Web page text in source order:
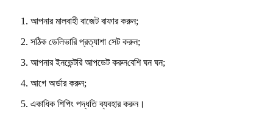
1. আপনার মালবাহী বাজেট বাফার করুন;
2. সঠিক ডেলিভারি প্রত্যাশা সেট করুন;
3. আপনার ইনভেন্টরি আপডেট করুনবেশি ঘন ঘন;
4. আগে অর্ডার করুন;
5. একাধিক শিপিং পদ্ধতি ব্যবহার করুন।